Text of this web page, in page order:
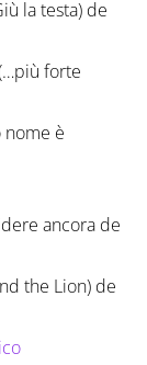
la testa) de
forte
nome è
ancora de
the Lion) de